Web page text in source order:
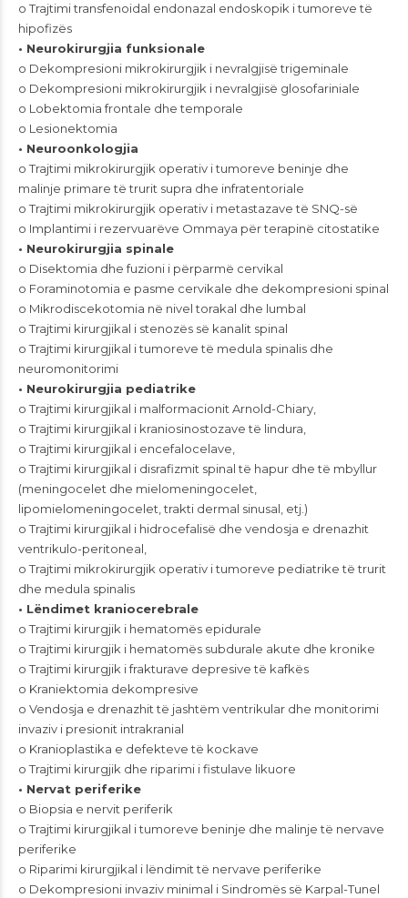
o Trajtimi transfenoidal endonazal endoskopik i tumoreve të
hipofizës
• Neurokirurgjia funksionale
o Dekompresioni mikrokirurgjik i nevralgjisë trigeminale
o Dekompresioni mikrokirurgjik i nevralgjisë glosofariniale
o Lobektomia frontale dhe temporale
o Lesionektomia
• Neuroonkologjia
o Trajtimi mikrokirurgjik operativ i tumoreve beninje dhe
malinje primare të trurit supra dhe infratentoriale
o Trajtimi mikrokirurgjik operativ i metastazave të SNQ-së
o Implantimi i rezervuarëve Ommaya për terapinë citostatike
• Neurokirurgjia spinale
o Disektomia dhe fuzioni i përparmë cervikal
o Foraminotomia e pasme cervikale dhe dekompresioni spinal
o Mikrodiscekotomia në nivel torakal dhe lumbal
o Trajtimi kirurgjikal i stenozës së kanalit spinal
o Trajtimi kirurgjikal i tumoreve të medula spinalis dhe
neuromonitorimi
• Neurokirurgjia pediatrike
o Trajtimi kirurgjikal i malformacionit Arnold-Chiary,
o Trajtimi kirurgjikal i kraniosinostozave të lindura,
o Trajtimi kirurgjikal i encefalocelave,
o Trajtimi kirurgjikal i disrafizmit spinal të hapur dhe të mbyllur
(meningocelet dhe mielomeningocelet,
lipomielomeningocelet, trakti dermal sinusal, etj.)
o Trajtimi kirurgjikal i hidrocefalisë dhe vendosja e drenazhit
ventrikulo-peritoneal,
o Trajtimi mikrokirurgjik operativ i tumoreve pediatrike të trurit
dhe medula spinalis
• Lëndimet kraniocerebrale
o Trajtimi kirurgjik i hematomës epidurale
o Trajtimi kirurgjik i hematomës subdurale akute dhe kronike
o Trajtimi kirurgjik i frakturave depresive të kafkës
o Kraniektomia dekompresive
o Vendosja e drenazhit të jashtëm ventrikular dhe monitorimi
invaziv i presionit intrakranial
o Kranioplastika e defekteve të kockave
o Trajtimi kirurgjik dhe riparimi i fistulave likuore
• Nervat periferike
o Biopsia e nervit periferik
o Trajtimi kirurgjikal i tumoreve beninje dhe malinje të nervave
periferike
o Riparimi kirurgjikal i lëndimit të nervave periferike
o Dekompresioni invaziv minimal i Sindromës së Karpal-Tunel